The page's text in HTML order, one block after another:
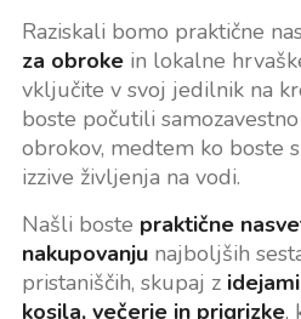
Raziskali bomo praktične
za obrokein lokalne
vključite v svoj jedilnik na
boste počutili
obrokov, medtem ko boste
izzive življenja na vodi.
Našli boste praktične
nakupovanjunajboljših
pristaniščih, skupaj z
kosila, večerje in prigrizke,